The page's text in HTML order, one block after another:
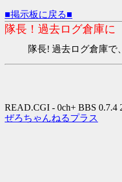
■掲示板に戻る■
隊長！過去ログ倉庫に
隊長! 過去ログ倉庫で
READ.CGI - 0ch+ BBS 0.7.4
ぜろちゃんねるプラス